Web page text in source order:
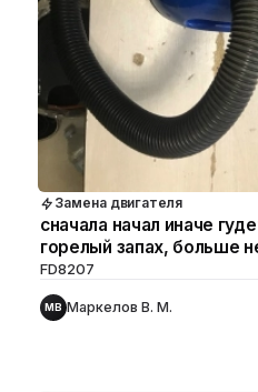
Замена двигателя
сначала начал иначе
горелый запах, больше
FD8207
МВ Маркелов В. М.